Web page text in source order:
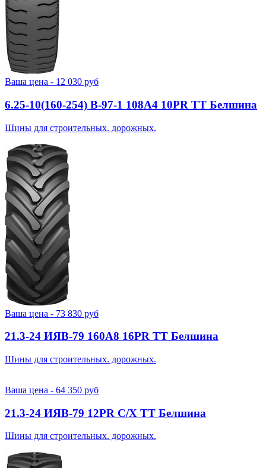
Ваша цена - 12 030 руб
6.25-10(160-254) В-97-1 108A4 10PR TT Белшина
Шины для строительных. дорожных.
Ваша цена - 73 830 руб
21.3-24 ИЯВ-79 160A8 16PR TT Белшина
Шины для строительных. дорожных.
Ваша цена - 64 350 руб
21.3-24 ИЯВ-79 12PR С/Х TT Белшина
Шины для строительных. дорожных.